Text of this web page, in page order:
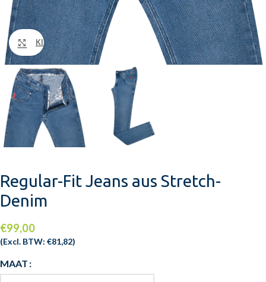
Klik om te vergroten
Regular-Fit Jeans aus Stretch-
Denim
€99,00
(Excl. BTW: €81,82)
MAAT